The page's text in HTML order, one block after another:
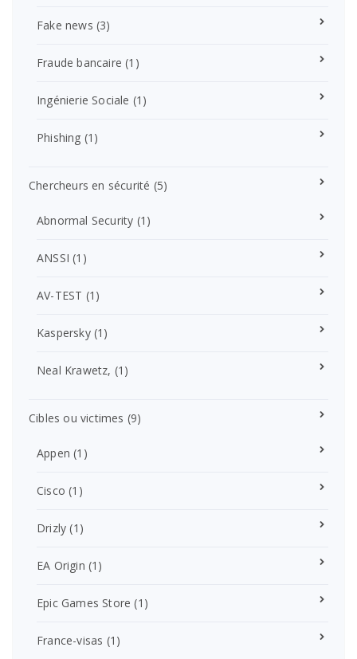
Fake news (3)
Fraude bancaire (1)
Ingénierie Sociale (1)
Phishing (1)
Chercheurs en sécurité (5)
Abnormal Security (1)
ANSSI (1)
AV-TEST (1)
Kaspersky(1)
Neal Krawetz, (1)
Cibles ou victimes (9)
Appen (1)
Cisco (1)
Drizly (1)
EA Origin (1)
Epic Games Store (1)
France-visas (1)